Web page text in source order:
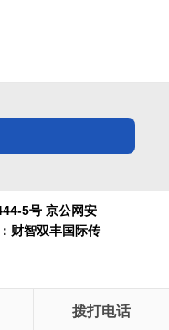
拨打电话
5号 京公网安
财智双丰国际传